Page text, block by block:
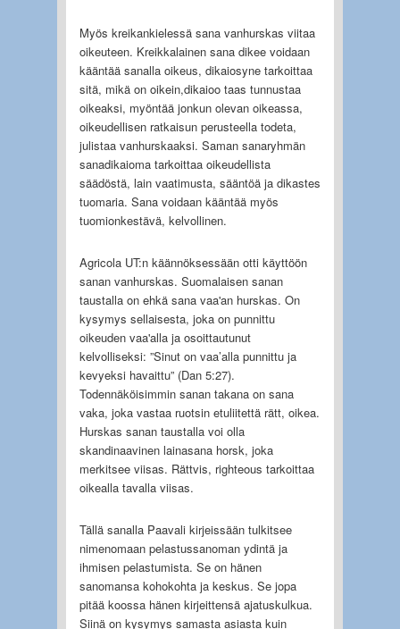
Myös kreikankielessä sana vanhurskas viitaa
oikeuteen. Kreikkalainen sana dikee voidaan
kääntää sanalla oikeus, dikaiosyne tarkoittaa
sitä, mikä on oikein,dikaioo taas tunnustaa
oikeaksi, myöntää jonkun olevan oikeassa,
oikeudellisen ratkaisun perusteella todeta,
julistaa vanhurskaaksi. Saman sanaryhmän
sanadikaioma tarkoittaa oikeudellista
säädöstä, lain vaatimusta, sääntöä ja dikastes
tuomaria. Sana voidaan kääntää myös
tuomionkestävä, kelvollinen.
Agricola UT:n käännöksessään otti käyttöön
sanan vanhurskas. Suomalaisen sanan
taustalla on ehkä sana vaa'an hurskas. On
kysymys sellaisesta, joka on punnittu
oikeuden vaa'alla ja osoittautunut
kelvolliseksi: ”Sinut on vaa’alla punnittu ja
kevyeksi havaittu” (Dan 5:27).
Todennäköisimmin sanan takana on sana
vaka, joka vastaa ruotsin etuliitettä rätt, oikea.
Hurskas sanan taustalla voi olla
skandinaavinen lainasana horsk, joka
merkitsee viisas. Rättvis, righteous tarkoittaa
oikealla tavalla viisas.
Tällä sanalla Paavali kirjeissään tulkitsee
nimenomaan pelastussanoman ydintä ja
ihmisen pelastumista. Se on hänen
sanomansa kohokohta ja keskus. Se jopa
pitää koossa hänen kirjeittensä ajatuskulkua.
Siinä on kysymys samasta asiasta kuin